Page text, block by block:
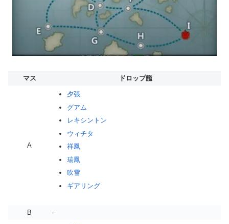
マス ドロップ艦
A
夕張
グアム
レキシントン
ウィチタ
祥鳳
瑞鳳
吹雪
ギアリング
B –